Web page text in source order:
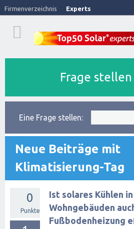
Firmenverzeichnis Experts
Frage stellen
Eine Frage stellen:
Neue Beiträge mit
Klimatisierung-Tag
0
Punkte
Ist solares Kühlen in
Wohngebäuden
Fußbodenheizung